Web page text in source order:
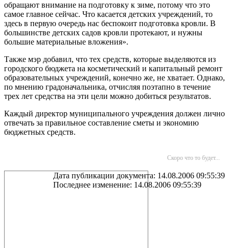
обращают внимание на подготовку к зиме, потому что это
самое главное сейчас. Что касается детских учреждений, то
здесь в первую очередь нас беспокоит подготовка кровли. В
большинстве детских садов кровли протекают, и нужны
большие материальные вложения».
Также мэр добавил, что тех средств, которые выделяются из
городского бюджета на косметический и капитальный ремонт
образовательных учреждений, конечно же, не хватает. Однако,
по мнению градоначальника, отчисляя поэтапно в течение
трех лет средства на эти цели можно добиться результатов.
Каждый директор муниципального учреждения должен лично
отвечать за правильное составление сметы и экономию
бюджетных средств.
Скоро что то будет...
Дата публикации документа: 14.08.2006 09:55:39
Последнее изменение: 14.08.2006 09:55:39